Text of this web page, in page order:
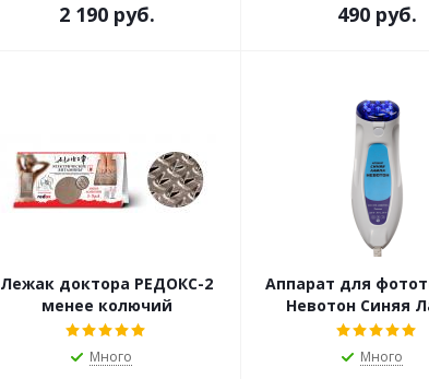
2 190 руб. 490 руб.
Лежак доктора РЕДОКС-2
менее колючий
Много
Аппарат для
Невотон Синяя
Много